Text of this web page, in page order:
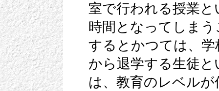
室で行われる授業
時間となってしま
するとかつては、
から退学する生徒
は、教育のレベル